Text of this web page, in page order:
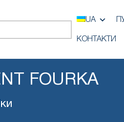
UA
КОНТАКТИ
FOURKA